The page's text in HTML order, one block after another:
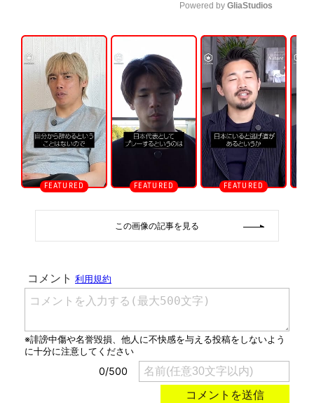
U
n
m
u
t
e
Powered by GliaStudios
この画像の記事を見る